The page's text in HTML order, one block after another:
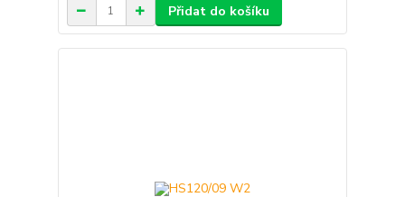
Přidat do košíku